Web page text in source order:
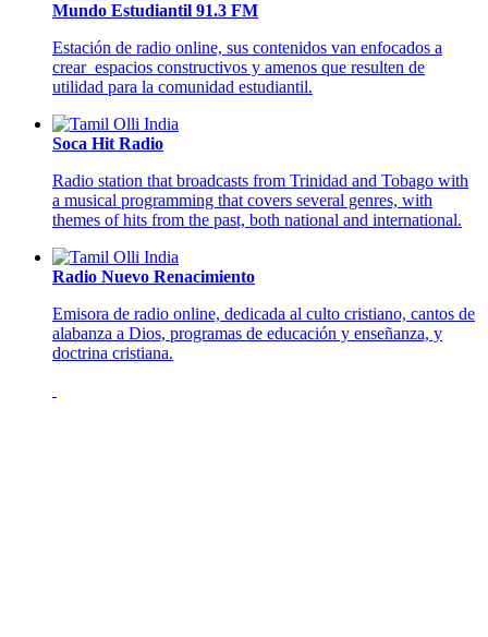
Mundo Estudiantil 91.3 FM
Estación de radio online, sus contenidos van enfocados a
crear espacios constructivos y amenos que resulten de
utilidad para la comunidad estudiantil.
Soca Hit Radio
Radio station that broadcasts from Trinidad and Tobago with
a musical programming that covers several genres, with
themes of hits from the past, both national and international.
Radio Nuevo Renacimiento
Emisora de radio online, dedicada al culto cristiano, cantos de
alabanza a Dios, programas de educación y enseñanza, y
doctrina cristiana.